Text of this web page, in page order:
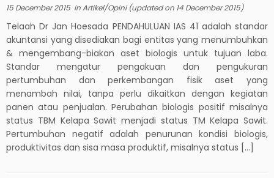
15 December 2015inArtikel/Opini(updated on 14 December 2015)
Telaah Dr Jan Hoesada PENDAHULUAN IAS 41 adalah standar
akuntansi yang disediakan bagi entitas yang menumbuhkan
& mengembang-biakan aset biologis untuk tujuan laba.
Standar mengatur pengakuan dan pengukuran
pertumbuhan dan perkembangan fisik aset yang
menambah nilai, tanpa perlu dikaitkan dengan kegiatan
panen atau penjualan. Perubahan biologis positif misalnya
status TBM Kelapa Sawit menjadi status TM Kelapa Sawit.
Pertumbuhan negatif adalah penurunan kondisi biologis,
produktivitas dan sisa masa produktif, misalnya status […]